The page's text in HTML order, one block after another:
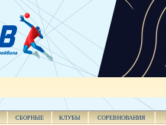
СБОРНЫЕ КЛУБЫ СОРЕВНОВАНИЯ